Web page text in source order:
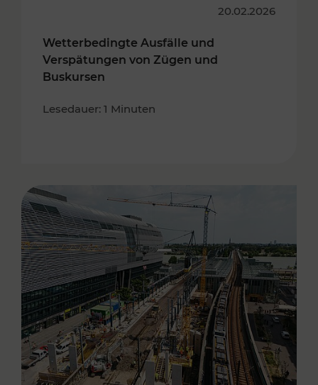
20.02.2026
Wetterbedingte Ausfälle und
Verspätungen von Zügen und
Buskursen
Lesedauer: 1 Minuten